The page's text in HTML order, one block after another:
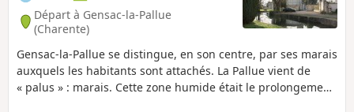
Départ à Gensac-la-Pallue
(Charente)
Gensac-la-Pallue se distingue, en son centre, par ses marais
auxquels les habitants sont attachés. La Pallue vient de
« palus » : marais. Cette zone humide était le prolongement